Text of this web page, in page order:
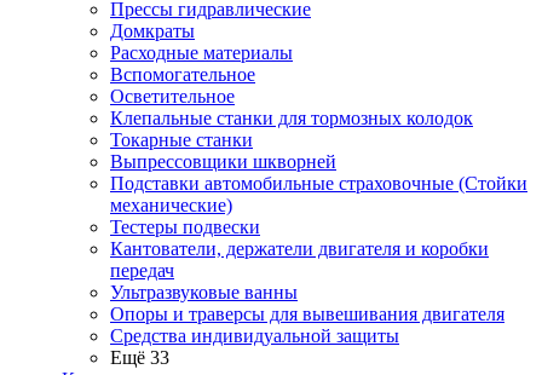
Прессы гидравлические
Домкраты
Расходные материалы
Вспомогательное
Осветительное
Клепальные станки для тормозных колодок
Токарные станки
Выпрессовщики шкворней
Подставки автомобильные страховочные (Стойки
механические)
Тестеры подвески
Кантователи, держатели двигателя и коробки
передач
Ультразвуковые ванны
Опоры и траверсы для вывешивания двигателя
Средства индивидуальной защиты
Ещё 33